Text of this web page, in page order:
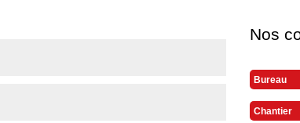
Nos
Bureau
Chantier